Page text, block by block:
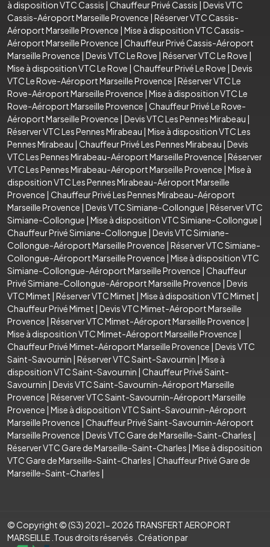
à disposition VTC Cassis | Chauffeur Privé Cassis | Devis VTC
Cassis-Aéroport Marseille Provence | Réserver VTC Cassis-
Aéroport Marseille Provence | Mise à disposition VTC Cassis-
Aéroport Marseille Provence | Chauffeur Privé Cassis-Aéroport
Marseille Provence | Devis VTC Le Rove | Réserver VTC Le Rove |
Mise à disposition VTC Le Rove | Chauffeur Privé Le Rove | Devis
VTC Le Rove-Aéroport Marseille Provence | Réserver VTC Le
Rove-Aéroport Marseille Provence | Mise à disposition VTC Le
Rove-Aéroport Marseille Provence | Chauffeur Privé Le Rove-
Aéroport Marseille Provence | Devis VTC Les Pennes Mirabeau |
Réserver VTC Les Pennes Mirabeau | Mise à disposition VTC Les
Pennes Mirabeau | Chauffeur Privé Les Pennes Mirabeau | Devis
VTC Les Pennes Mirabeau-Aéroport Marseille Provence | Réserver
VTC Les Pennes Mirabeau-Aéroport Marseille Provence | Mise à
disposition VTC Les Pennes Mirabeau-Aéroport Marseille
Provence | Chauffeur Privé Les Pennes Mirabeau-Aéroport
Marseille Provence | Devis VTC Simiane-Collongue | Réserver VTC
Simiane-Collongue | Mise à disposition VTC Simiane-Collongue |
Chauffeur Privé Simiane-Collongue | Devis VTC Simiane-
Collongue-Aéroport Marseille Provence | Réserver VTC Simiane-
Collongue-Aéroport Marseille Provence | Mise à disposition VTC
Simiane-Collongue-Aéroport Marseille Provence | Chauffeur
Privé Simiane-Collongue-Aéroport Marseille Provence | Devis
VTC Mimet | Réserver VTC Mimet | Mise à disposition VTC Mimet |
Chauffeur Privé Mimet | Devis VTC Mimet-Aéroport Marseille
Provence | Réserver VTC Mimet-Aéroport Marseille Provence |
Mise à disposition VTC Mimet-Aéroport Marseille Provence |
Chauffeur Privé Mimet-Aéroport Marseille Provence | Devis VTC
Saint-Savournin | Réserver VTC Saint-Savournin | Mise à
disposition VTC Saint-Savournin | Chauffeur Privé Saint-
Savournin | Devis VTC Saint-Savournin-Aéroport Marseille
Provence | Réserver VTC Saint-Savournin-Aéroport Marseille
Provence | Mise à disposition VTC Saint-Savournin-Aéroport
Marseille Provence | Chauffeur Privé Saint-Savournin-Aéroport
Marseille Provence | Devis VTC Gare de Marseille-Saint-Charles |
Réserver VTC Gare de Marseille-Saint-Charles | Mise à disposition
VTC Gare de Marseille-Saint-Charles | Chauffeur Privé Gare de
Marseille-Saint-Charles |
© Copyright © (S3) 2021- 2026 TRANSFERT AEROPORT
MARSEILLE .Tous droits réservés . Création par